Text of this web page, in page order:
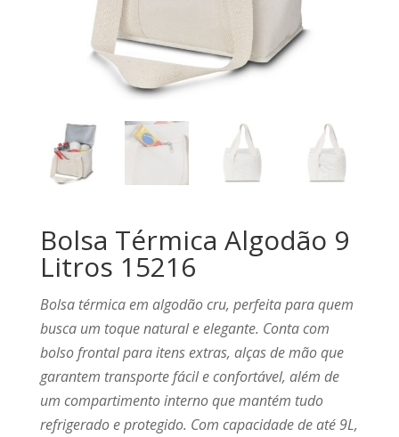
Bolsa Térmica Algodão 9
Litros 15216
Bolsa térmica em algodão cru, perfeita para quem
busca um toque natural e elegante. Conta com
bolso frontal para itens extras, alças de mão que
garantem transporte fácil e confortável, além de
um compartimento interno que mantém tudo
refrigerado e protegido. Com capacidade de até 9L,